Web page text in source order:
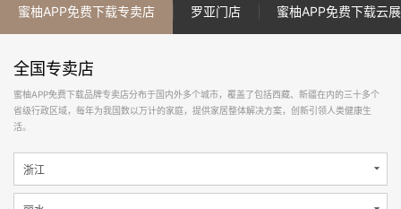
蜜柚APP免费下载专卖店 罗亚门店 蜜柚APP免费下载云
全国专卖店
蜜柚APP免费下载品牌专卖店分布于国内外多个城市，覆盖了包括西藏、新疆在内的三十多个
省级行政区域，每年为我国数以万计的家庭，提供家居整体解决方案，创新引领人类健康生
活。